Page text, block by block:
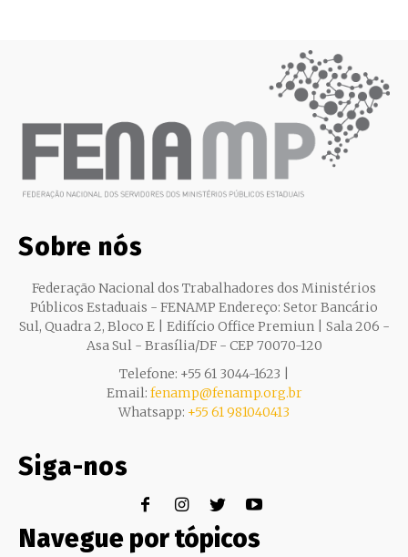
Sobre nós
Federação Nacional dos Trabalhadores dos Ministérios
Públicos Estaduais - FENAMP Endereço: Setor Bancário
Sul, Quadra 2, Bloco E | Edifício Office Premiun | Sala 206 -
Asa Sul - Brasília/DF - CEP 70070-120
Telefone: +55 61 3044-1623 |
Email: fenamp@fenamp.org.br
Whatsapp: +55 61 981040413
Siga-nos
Navegue por tópicos